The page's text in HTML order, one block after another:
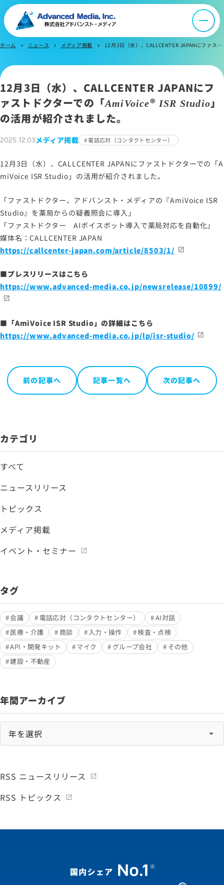
会社案内
ニュース
採用情報
IR情報
お問い合わせ
サイトのご利用について
情報セキュリティポリシー
労働者派遣事業に関わる情報
ホーム chevron_right ニュース chevron_right メディア掲載 chevron_right 12月3日（水）、CALLCENTER JAPANにファストドクターでの「AmiVoice® ISR Studio」の活用が紹介されました。
12月3日（水）、CALLCENTER JAPANにフ
ァストドクターでの「AmiVoice®ISR Studio」
の活用が紹介されました。
2025.12.03メディア掲載 電話応対（コンタクトセンター）
12月3日（水）、CALLCENTER JAPANにファストドクターでの「A
miVoice ISR Studio」の活用が紹介されました。
「ファストドクター、アドバンスト・メディアの『AmiVoice ISR
Studio』を薬局からの疑義照会に導入」
「ファストドクター AIボイスボット導入で薬局対応を自動化」
媒体名：CALLCENTER JAPAN
https://callcenter-japan.com/article/8503/1/
■プレスリリースはこちら
https://www.advanced-media.co.jp/newsrelease/10899/
■「AmiVoice ISR Studio 」の詳細はこちら
https://www.advanced-media.co.jp/lp/isr-studio/
前の記事へ 記事一覧へ 次の記事へ
カテゴリ
すべて
ニュースリリース
トピックス
メディア掲載
イベント・セミナー
タグ
会議 電話応対（コンタクトセンター）
AI対話
医療・介護
商談 入力・操作
検査・点検
API・開発キット
マイク グループ会社
その他
建設・不動産
年間アーカイブ
RSS ニュースリリース
RSS トピックス